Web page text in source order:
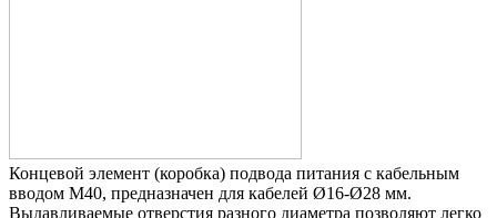
Концевой элемент (коробка) подвода питания с кабельным
вводом M40, предназначен для кабелей Ø16-Ø28 мм.
Выдавливаемые отверстия разного диаметра позволяют легко